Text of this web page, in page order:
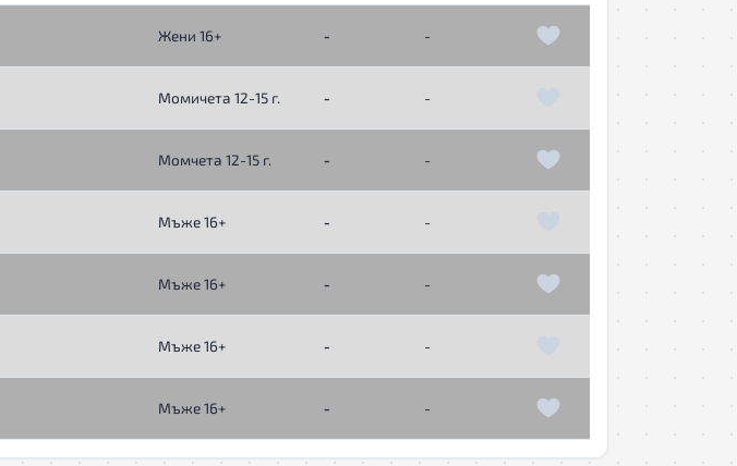
Жени 16+ - -
Момичета 12-15 г. - -
Момчета 12-15 г. - -
Мъже 16+ - -
Мъже 16+ - -
Мъже 16+ - -
Мъже 16+ - -